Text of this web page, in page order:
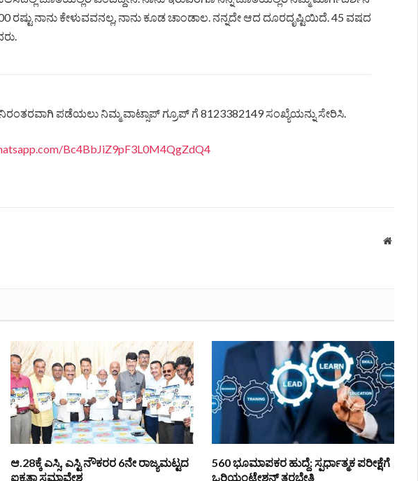
ರಷ್ಟು ನಾನು ಕೇಳುವವನಲ್ಲ, ನಾನು ಕೂಡ ಚಾಂಡಾಲ. ನನ್ನದೇ ಆದ ದೂರದೃಷ್ಟಿಯಿದೆ. 45 ವಷದ
ನಿರಂತರವಾಗಿ ಪಡೆಯಲು ನಿಮ್ಮ ವಾಟ್ಸಾಪ್ ಗ್ರೂಪ್ ಗೆ 8123382149 ಸಂಖ್ಯೆಯನ್ನು ಸೇರಿಸಿ.
Bc4BbJiZ9pF3L0M4QgZdQ4
Website
ಆ.28ಕ್ಕೆ ಎಸ್ಸಿ, ಎಸ್ಟಿ ನೌಕರರ 6ನೇ ರಾಜ್ಯಮಟ್ಟದ
ಐಕ್ಯತಾ ಸಮಾವೇಶ
560 ಭೂಮಾಪಕರ ಹುದ್ದೆ: ಸ್ಪರ್ಧಾತ್ಮಕ ಪರೀಕ್ಷೆಗೆ
ಒರಿಯಂಟೇಶನ್ ತರಬೇತಿ